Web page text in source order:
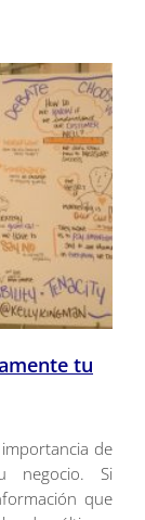
tu
de
negocio. Si
que